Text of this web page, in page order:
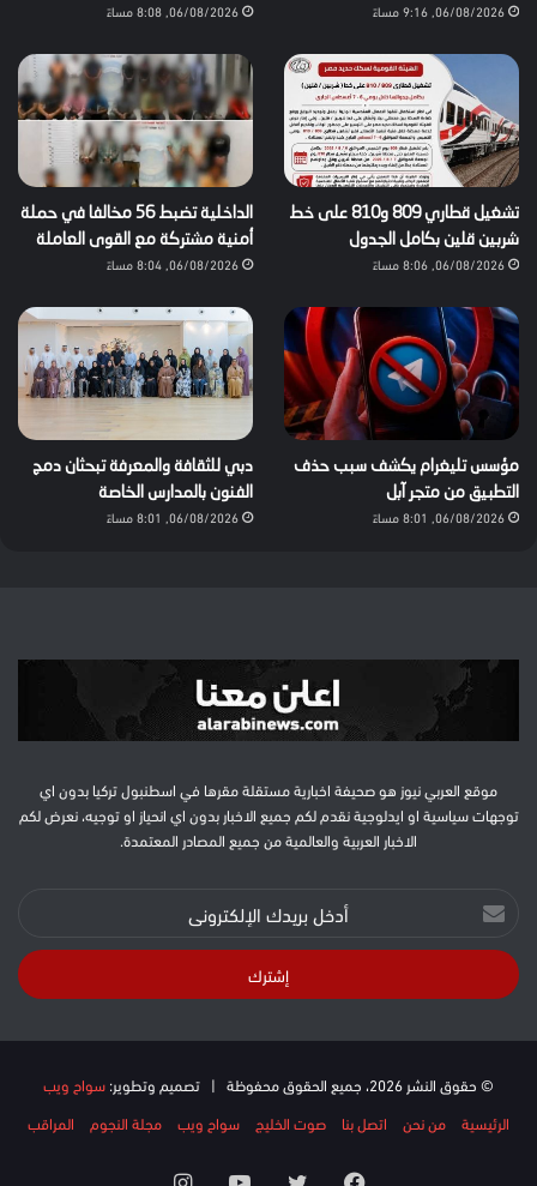
06/08/2026, 9:16 مساءً 06/08/2026, 8:08 مساءً
تشغيل قطاري 809 و810 على خط
شربين قلين بكامل الجدول
06/08/2026, 8:06 مساءً
الداخلية تضبط 56 مخالفا في حملة
أمنية مشتركة مع القوى العاملة
06/08/2026, 8:04 مساءً
مؤسس تليغرام يكشف سبب حذف
التطبيق من متجر آبل
06/08/2026, 8:01 مساءً
دبي للثقافة والمعرفة تبحثان دمج
الفنون بالمدارس الخاصة
06/08/2026, 8:01 مساءً
موقع العربي نيوز هو صحيفة اخبارية مستقلة مقرها في اسطنبول تركيا بدون اي
توجهات سياسية او ايدلوجية نقدم لكم جميع الاخبار بدون اي انحياز او توجيه، نعرض لكم
الاخبار العربية والعالمية من جميع المصادر المعتمدة.
أدخل
بريدك
الإلكتروني
© حقوق النشر 2026، جميع الحقوق محفوظة | تصميم وتطوير:
سواح ويب
الرئيسية
من نحن اتصل بنا صوت الخليج سواح ويب مجلة النجوم المراقب